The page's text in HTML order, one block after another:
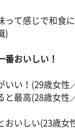
って感じで和食
)
番おいしい！
いい！(29歳女性
と最高(28歳女性
おいしい(23歳女